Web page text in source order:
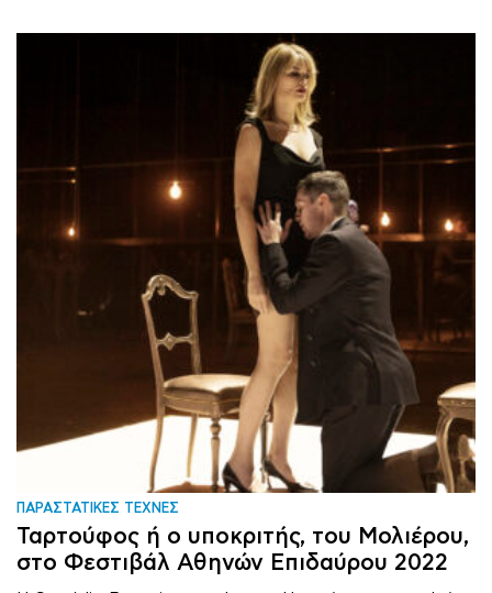
ΠΑΡΑΣΤΑΤΙΚΕΣ ΤΕΧΝΕΣ
Ταρτούφος ή ο υποκριτής, του Μολιέρου,
στο Φεστιβάλ Αθηνών Επιδαύρου 2022